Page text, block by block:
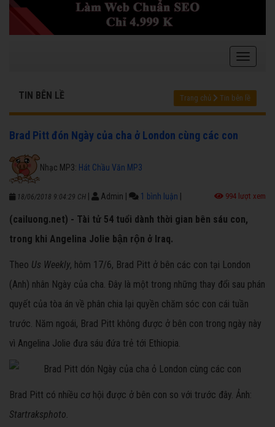
TIN BÊN LỀ Trang chủ Tin bên lề
Brad Pitt đón Ngày của cha ở London cùng các con
Nhạc MP3: Hát Chầu Văn MP3
18/06/2018 9:04:29 CH Admin 1 bình luận 994 lượt xem
(cailuong.net) - Tài tử 54 tuổi dành thời gian bên sáu con,
trong khi Angelina Jolie bận rộn ở Iraq.
Theo Us Weekly, hôm 17/6, Brad Pitt ở bên các con tại London
(Anh) nhân Ngày của cha. Đây là một trong những thay đổi sau phán
quyết của tòa án về phân chia lại quyền chăm sóc con cái tuần
trước. Năm ngoái, Brad Pitt không được ở bên con trong ngày này
vì Angelina Jolie đưa sáu đứa trẻ tới Ethiopia.
Brad Pitt có nhiều cơ hội được ở bên con so với trước đây. Ảnh:
Startraksphoto.